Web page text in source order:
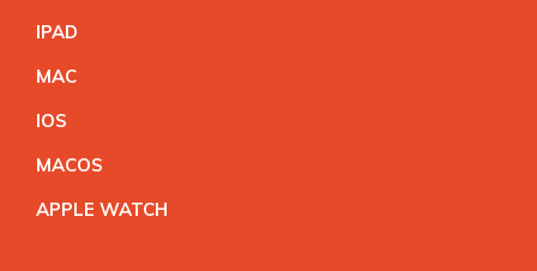
IPAD
MAC
IOS
MACOS
APPLE WATCH